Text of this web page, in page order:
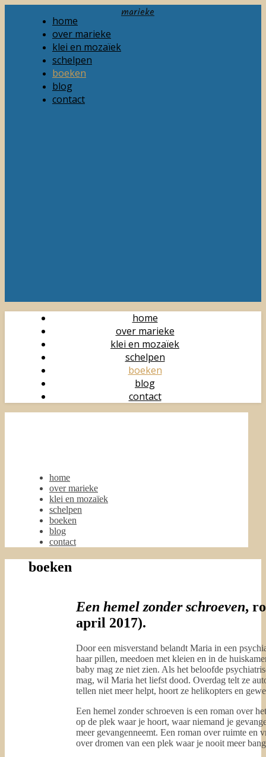
home
over marieke
klei en mozaïek
schelpen
boeken
blog
contact
marieke
home
over marieke
klei en mozaïek
schelpen
boeken
blog
contact
home
over marieke
klei en mozaïek
schelpen
boeken
blog
contact
boeken
Een hemel zonder schroeven,
april 2017).
Door een misverstand belandt Maria in een
haar pillen, meedoen met kleien en in de
baby mag ze niet zien. Als het beloofde
mag, wil Maria het liefst dood. Overdag telt ze
tellen niet meer helpt, hoort ze helikopters en
Een hemel zonder schroeven is een roman over
op de plek waar je hoort, waar niemand je
meer gevangenneemt. Een roman over ruimte en
over dromen van een plek waar je nooit meer